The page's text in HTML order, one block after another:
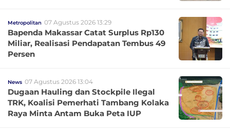
Metropolitan 07 Agustus 2026 13:29
Bapenda Makassar Catat Surplus Rp130
Miliar, Realisasi Pendapatan Tembus 49
Persen
News 07 Agustus 2026 13:04
Dugaan Hauling dan Stockpile Ilegal
TRK, Koalisi Pemerhati Tambang Kolaka
Raya Minta Antam Buka Peta IUP